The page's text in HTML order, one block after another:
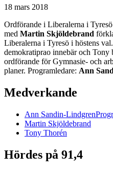
18 mars 2018
Ordförande i Liberalerna i
med Martin Skjöldebrand
Liberalerna i Tyresö i höstens
demokratiprao innebär och Tony
ordförande för Gymnasie- och
planer. Programledare: Ann
Medverkande
Ann Sandin-Lindgren
Martin Skjöldebrand
Tony Thorén
Hördes på 91,4